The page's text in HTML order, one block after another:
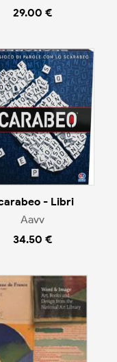
29.00 €
- Libri
Aavv
34.50 €